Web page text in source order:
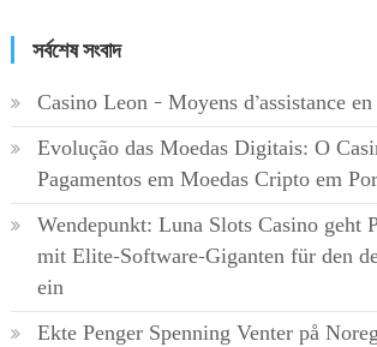
সর্বশেষ সংবাদ
Casino Leon – Moyens d’assistance
Evolução das Moedas Digitais: O
Pagamentos em Moedas Cripto em
Wendepunkt: Luna Slots Casino geht
mit Elite-Software-Giganten für den
ein
Ekte Penger Spenning Venter på